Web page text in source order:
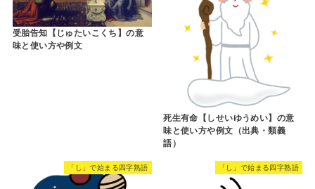
受胎告知【じゅたいこくち】の意
味と使い方や例文
死生有命【しせいゆうめい】の意
味と使い方や例文（出典・類義
語）
「し」で始まる四字熟語 「し」で始まる四字熟語